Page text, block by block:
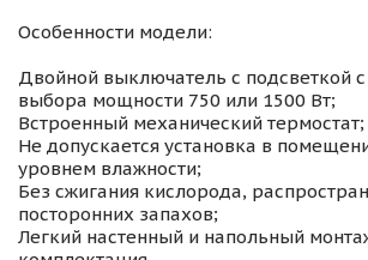
Особенности модели:
Двойной выключатель с подсветкой
выбора мощности 750 или 1500 Вт;
Встроенный механический термостат;
Не допускается установка в
уровнем влажности;
Без сжигания кислорода,
посторонних запахов;
Легкий настенный и напольный